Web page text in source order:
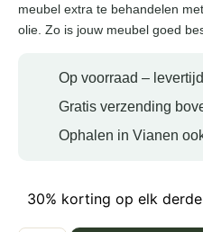
meubel extra te behandelen
olie. Zo is jouw meubel goed
Op voorraad – levertijd
Gratis verzending
Ophalen in Vianen
30% korting op elk